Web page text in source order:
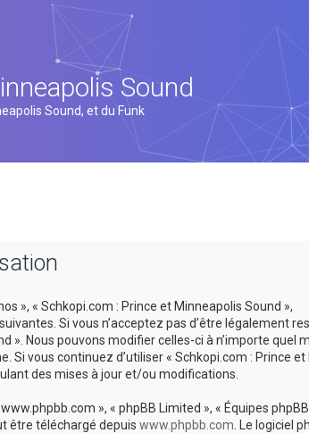
Sound
Sound, et du Funk
», « Schkopi.com : Prince et Minneapolis Sound »,
Si vous n’acceptez pas d’être légalement
». Nous pouvons modifier celles-ci à n’importe
vous continuez d’utiliser « Schkopi.com : Prince
des mises à jour et/ou modifications.
», « phpBB Limited », « Équipes
être téléchargé depuis www.phpbb.com . Le logiciel